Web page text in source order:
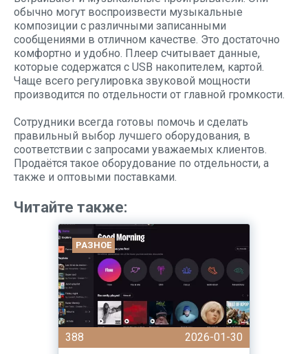
обычно могут воспроизвести музыкальные
композиции с различными записанными
сообщениями в отличном качестве. Это достаточно
комфортно и удобно. Плеер считывает данные,
которые содержатся с USB накопителем, картой.
Чаще всего регулировка звуковой мощности
производится по отдельности от главной громкости.
Сотрудники всегда готовы помочь и сделать
правильный выбор лучшего оборудования, в
соответствии с запросами уважаемых клиентов.
Продаётся такое оборудование по отдельности, а
также и оптовыми поставками.
Читайте также:
РАЗНОЕ
388
2026-01-30